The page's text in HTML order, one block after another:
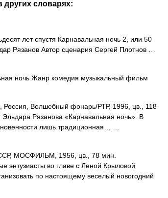
словарях:
лет спустя Карнавальная ночь 2, или 50
Рязанов Автор сценария Сергей Плотнов …
ночь Жанр комедия музыкальный фильм
Волшебный фонарь/РТР, 1996, цв., 118
Рязанова «Карнавальная ночь». В
лишь традиционная… …
МОСФИЛЬМ, 1956, цв., 78 мин.
энтузиасты во главе с Леной Крыловой
по настоящему веселый новогодний